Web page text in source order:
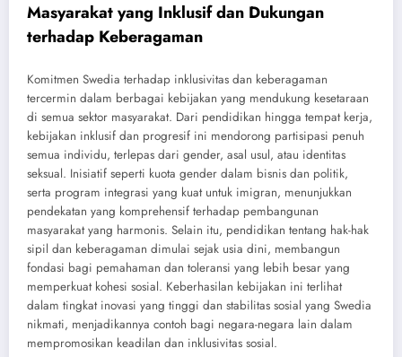
Masyarakat yang Inklusif dan Dukungan
terhadap Keberagaman
Komitmen Swedia terhadap inklusivitas dan keberagaman
tercermin dalam berbagai kebijakan yang mendukung kesetaraan
di semua sektor masyarakat. Dari pendidikan hingga tempat kerja,
kebijakan inklusif dan progresif ini mendorong partisipasi penuh
semua individu, terlepas dari gender, asal usul, atau identitas
seksual. Inisiatif seperti kuota gender dalam bisnis dan politik,
serta program integrasi yang kuat untuk imigran, menunjukkan
pendekatan yang komprehensif terhadap pembangunan
masyarakat yang harmonis. Selain itu, pendidikan tentang hak-hak
sipil dan keberagaman dimulai sejak usia dini, membangun
fondasi bagi pemahaman dan toleransi yang lebih besar yang
memperkuat kohesi sosial. Keberhasilan kebijakan ini terlihat
dalam tingkat inovasi yang tinggi dan stabilitas sosial yang Swedia
nikmati, menjadikannya contoh bagi negara-negara lain dalam
mempromosikan keadilan dan inklusivitas sosial.